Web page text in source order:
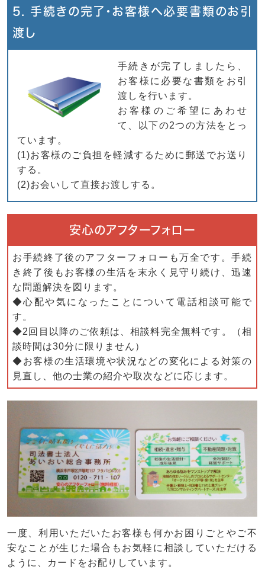
5. 手続きの完了・お客様へ必要書類のお引
渡し
手続きが完了しましたら、
お客様に必要な書類をお引
渡しを行います。
お客様のご希望にあわせ
て、以下の2つの方法をとっ
ています。
(1)お客様のご負担を軽減するために郵送でお送り
する。
(2)お会いして直接お渡しする。
安心のアフターフォロー
お手続終了後のアフターフォローも万全です。手続
き終了後もお客様の生活を末永く見守り続け、迅速
な問題解決を図ります。
◆心配や気になったことについて電話相談可能で
す。
◆2回目以降のご依頼は、相談料完全無料です。（相
談時間は30分に限りません）
◆お客様の生活環境や状況などの変化による対策の
見直し、他の士業の紹介や取次などに応じます。
一度、利用いただいたお客様も何かお困りごとやご不
安なことが生じた場合もお気軽に相談していただける
ように、カードをお配りしています。